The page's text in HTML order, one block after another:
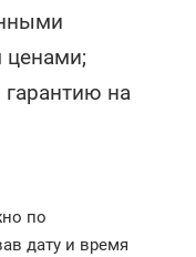
на
по
дату и время